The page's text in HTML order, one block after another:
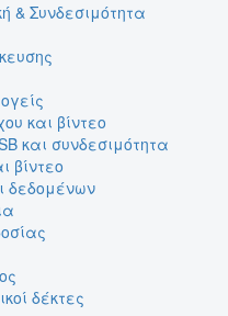
& Συνδεσιμότητα
και βίντεο
και συνδεσιμότητα
βίντεο
δεδομένων
δέκτες